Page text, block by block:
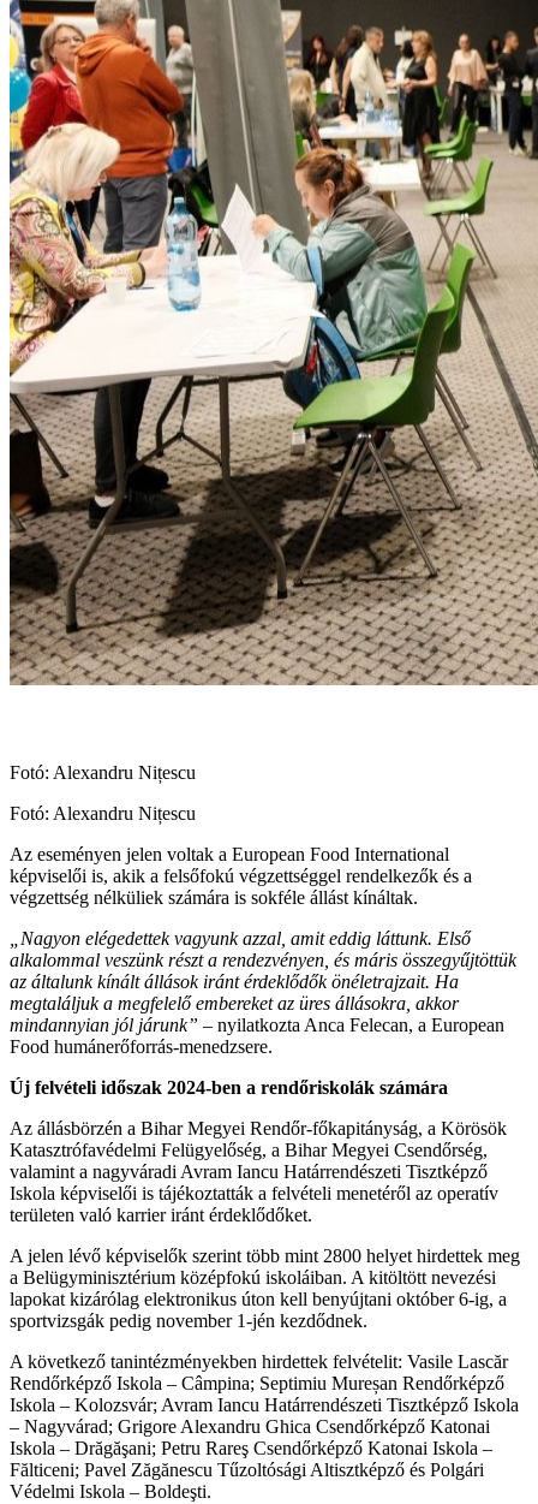
Fotó: Alexandru Nițescu
Fotó: Alexandru Nițescu
Az eseményen jelen voltak a European Food International
képviselői is, akik a felsőfokú végzettséggel rendelkezők és a
végzettség nélküliek számára is sokféle állást kínáltak.
„Nagyon elégedettek vagyunk azzal, amit eddig láttunk. Első
alkalommal veszünk részt a rendezvényen, és máris összegyűjtöttük
az általunk kínált állások iránt érdeklődők önéletrajzait. Ha
megtaláljuk a megfelelő embereket az üres állásokra, akkor
mindannyian jól járunk” – nyilatkozta Anca Felecan, a European
Food humánerőforrás-menedzsere.
Új felvételi időszak 2024-ben a rendőriskolák számára
Az állásbörzén a Bihar Megyei Rendőr-főkapitányság, a Körösök
Katasztrófavédelmi Felügyelőség, a Bihar Megyei Csendőrség,
valamint a nagyváradi Avram Iancu Határrendészeti Tisztképző
Iskola képviselői is tájékoztatták a felvételi menetéről az operatív
területen való karrier iránt érdeklődőket.
A jelen lévő képviselők szerint több mint 2800 helyet hirdettek meg
a Belügyminisztérium középfokú iskoláiban. A kitöltött nevezési
lapokat kizárólag elektronikus úton kell benyújtani október 6-ig, a
sportvizsgák pedig november 1-jén kezdődnek.
A következő tanintézményekben hirdettek felvételit: Vasile Lascăr
Rendőrképző Iskola – Câmpina; Septimiu Mureșan Rendőrképző
Iskola – Kolozsvár; Avram Iancu Határrendészeti Tisztképző Iskola
– Nagyvárad; Grigore Alexandru Ghica Csendőrképző Katonai
Iskola – Drăgăşani; Petru Rareş Csendőrképző Katonai Iskola –
Fălticeni; Pavel Zăgănescu Tűzoltósági Altisztképző és Polgári
Védelmi Iskola – Boldeşti.